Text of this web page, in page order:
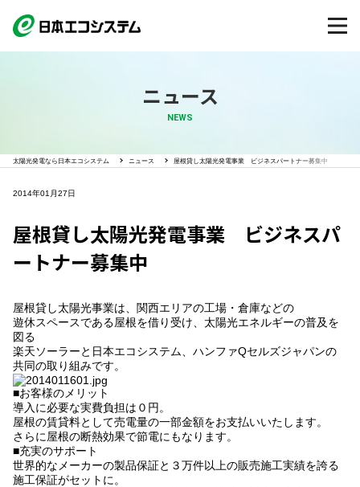
ニュース
NEWS
太陽光発電なら日本エコシステム ニュース 屋根貸し太陽光発電事業 ビジネスパートナー募集中
2014年01月27日
屋根貸し太陽光発電事業 ビジネスパ
ートナー募集中
屋根貸し太陽光事業は、関西エリアの工場・倉庫などの
遊休スペースである屋根を借り受け、太陽光エネルギーの普及を
図る
楽天ソーラーと日本エコシステム、ハンファQセルズジャパンの
共同の取り組みです。
■お客様のメリット
導入に必要な実費負担は０円。
屋根の賃貸料として売電量の一部金額をお支払いいたします。
さらに屋根の断熱効果で節電にもなります。
■充実のサポート
世界的なメーカーの製品保証と３万件以上の販売施工実績を誇る
施工保証がセットに。